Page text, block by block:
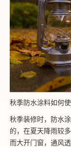
秋季防水涂料如何使
秋季装修时，防水
的，在夏天降雨较
而大开门窗，通风透